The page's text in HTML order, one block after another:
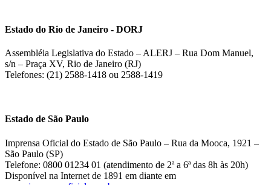
Estado do Rio de Janeiro - DORJ
Assembléia Legislativa do Estado – ALERJ – Rua Dom Manuel,
s/n – Praça XV, Rio de Janeiro (RJ)
Telefones: (21) 2588-1418 ou 2588-1419
Estado de São Paulo
Imprensa Oficial do Estado de São Paulo – Rua da Mooca, 1921 –
São Paulo (SP)
Telefone: 0800 01234 01 (atendimento de 2ª a 6ª das 8h às 20h)
Disponível na Internet de 1891 em diante em